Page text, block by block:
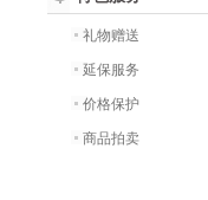
礼物赠送
延保服务
价格保护
商品拍卖